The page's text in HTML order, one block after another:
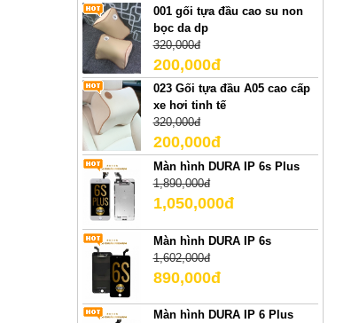
001 gối tựa đầu cao su non
bọc da dp
320,000đ
200,000đ
023 Gối tựa đầu A05 cao cấp
xe hơi tinh tế
320,000đ
200,000đ
Màn hình DURA IP 6s Plus
1,890,000đ
1,050,000đ
Màn hình DURA IP 6s
1,602,000đ
890,000đ
Màn hình DURA IP 6 Plus